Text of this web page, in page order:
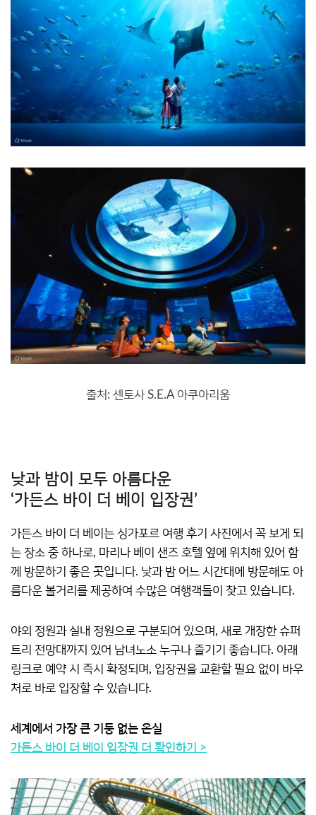
출처: 센토사 S.E.A 아쿠아리움
낮과 밤이 모두 아름다운
‘가든스 바이 더 베이 입장권’
가든스 바이 더 베이는 싱가포르 여행 후기 사진에서 꼭 보게 되
는 장소 중 하나로, 마리나 베이 샌즈 호텔 옆에 위치해 있어 함
께 방문하기 좋은 곳입니다. 낮과 밤 어느 시간대에 방문해도 아
름다운 볼거리를 제공하여 수많은 여행객들이 찾고 있습니다.
야외 정원과 실내 정원으로 구분되어 있으며, 새로 개장한 슈퍼
트리 전망대까지 있어 남녀노소 누구나 즐기기 좋습니다. 아래
링크로 예약 시 즉시 확정되며, 입장권을 교환할 필요 없이 바우
처로 바로 입장할 수 있습니다.
세계에서 가장 큰 기둥 없는 온실
가든스 바이 더 베이 입장권 더 확인하기 >